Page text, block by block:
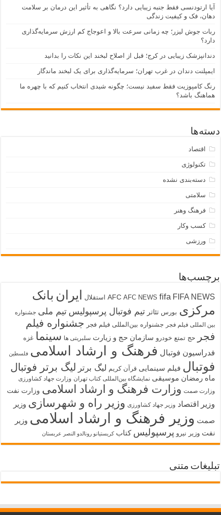
آیا ارتودنسی فقط جنبه زیبایی دارد؟ نگاهی به تأثیر این درمان بر سلامت
دهان، فک و کیفیت زندگی
ربات جوش لیزر؛ چه زمانی سرعت بالا و اعوجاج کم ارزش سرمایه‌گذاری
دارد؟
دندانپزشک زیبایی در کرج؛ قبل از اصلاح لبخند این نکات را بدانید
ایمپلنت دندان در غرب تهران؛ سرمایه‌گذاری برای یک لبخند ماندگار
رنگ کامپوزیت فقط سفید نیست؛ چگونه شیدی انتخاب کنیم که با چهره ما
هماهنگ باشد؟
دسته‌ها
اقتصاد
تکنولوژی
دسته‌بندی نشده
سلامتی
فرهنگ وهنر
کسب وکار
ورزشی
برچسب‌ها
AFC AFC NEWS fifa FIFA NEWS استقلال ایران بانک
مرکزی بورس تئاتر تیم فوتبال پرسپولیس تیم ملی جشنواره
بین المللی فیلم فجر جشنواره بین‌المللی فیلم فجر جشنواره فیلم
فجر
حج تمتع خودرو سازمان حج و زیارت سلبریتی ها سینما غزه
فدراسیون فوتبال فرهنگ و ارشاد اسلامی فلسطین
فوتبال فیلم سینمایی قرآن کریم لیگ برتر لیگ برتر فوتبال
ماه رمضان موسیقی نمایشگاه بین‌المللی کتاب تهران وزارت جهاد کشاورزی
وزارت صمت وزارت فرهنگ و ارشاد اسلامی وزارت نفت
وزیر اقتصاد وزیر جهاد کشاورزی وزیر راه و شهرسازی وزیر
صمت وزیر فرهنگ و ارشاد اسلامی وزیر
نفت وزیر نیرو پرسپولیس کتاب کریستیانو رونالدو النصر عربستان
تبلیغات متنی